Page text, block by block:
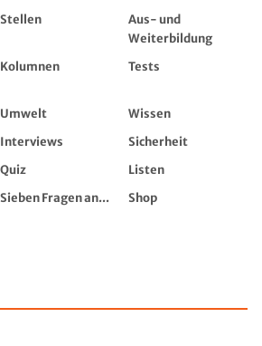
Stellen
Aus- und
Weiterbildung
Kolumnen Tests
Umwelt
Wissen
Interviews
Sicherheit
Quiz
Listen
Sieben Fragen an...
Shop